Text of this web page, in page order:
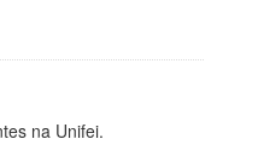
na Unifei.